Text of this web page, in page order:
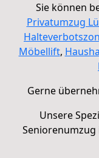
Sie können
Privatumzug
Möbellift,
Gerne
Unsere